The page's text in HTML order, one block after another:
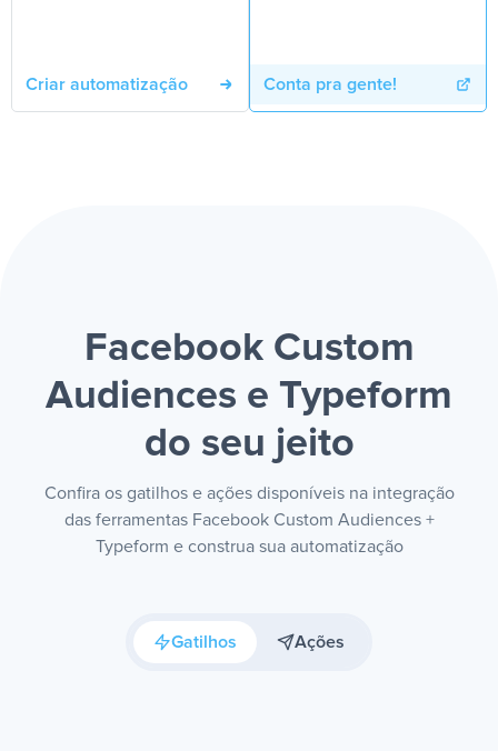
Criar automatização Conta pra gente!
Facebook Custom
Audiences e Typeform
do seu jeito
Confira os gatilhos e ações disponíveis na integração
das ferramentas Facebook Custom Audiences +
Typeform e construa sua automatização
Gatilhos Ações